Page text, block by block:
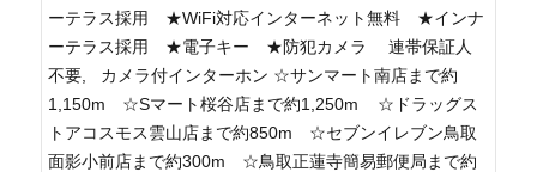
ーテラス採用 ★WiFi対応インターネット無料 ★インナ
ーテラス採用 ★電子キー ★防犯カメラ 連帯保証人
不要, カメラ付インターホン ☆サンマート南店まで約
1,150m ☆Sマート桜谷店まで約1,250m ☆ドラッグス
トアコスモス雲山店まで約850m ☆セブンイレブン鳥取
面影小前店まで約300m ☆鳥取正蓮寺簡易郵便局まで約